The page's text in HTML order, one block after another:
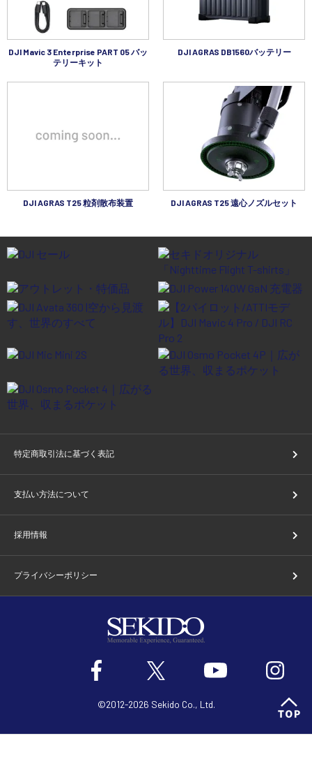
DJI Mavic 3 Enterprise PART 05 バッ
テリーキット
DJI AGRAS DB1560バッテリー
DJI AGRAS T25 粒剤散布装置 DJI AGRAS T25 遠心ノズルセット
特定商取引法に基づく表記
支払い方法について
採用情報
プライバシーポリシー
©2012-2026 Sekido Co., Ltd.